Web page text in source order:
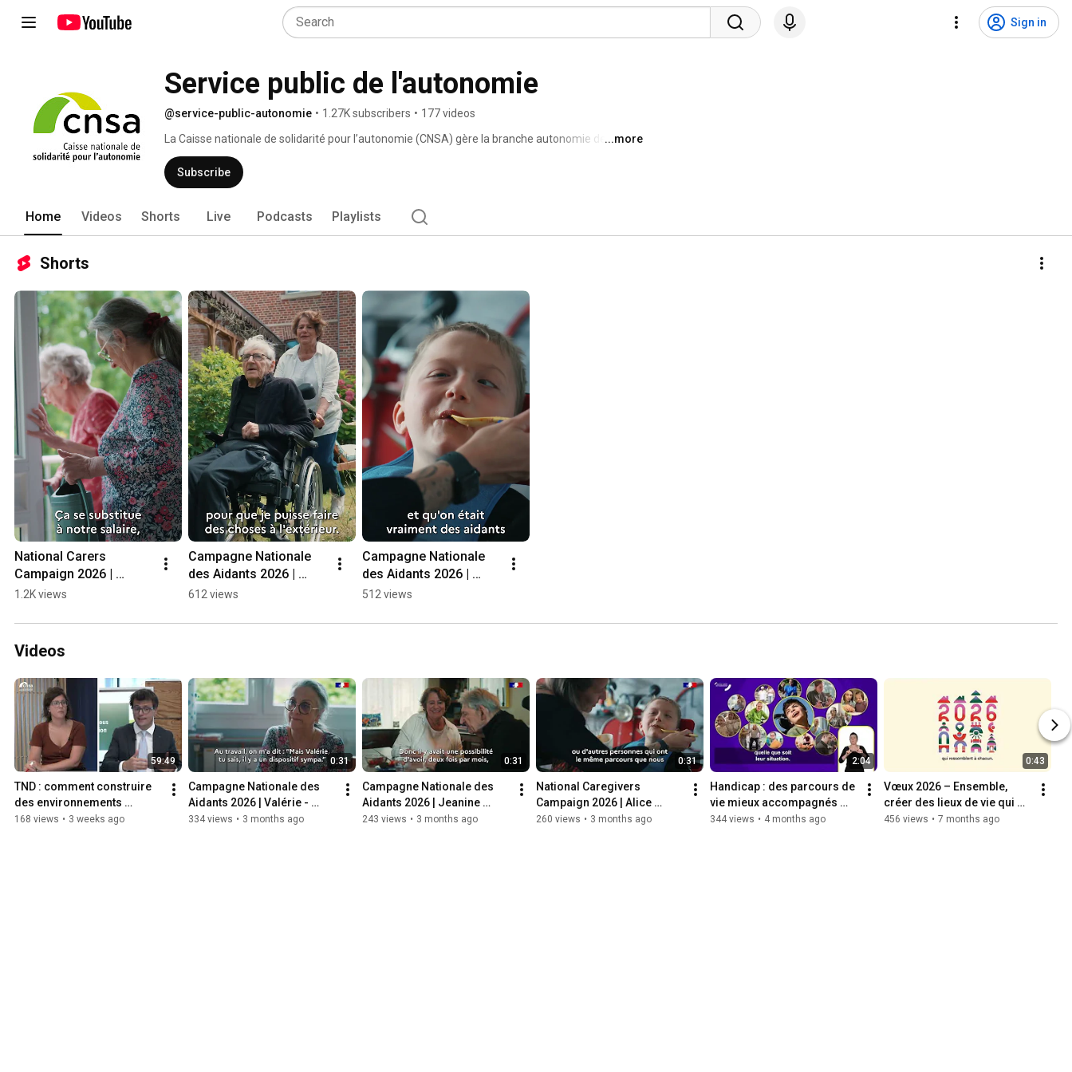
Sign in
Service public de l'autonomie
@service-public-autonomie • 1.27K subscribers • 177 videos
La Caisse nationale de solidarité pour l’autonomie (CNSA) gère la branche autonomie de la
Sécurité sociale.
...more
Subscribe
Home Videos Shorts Live Podcasts Playlists
Shorts
National Carers
Campaign 2026 |
Valérie - The daily
caregivers (AJPA)
1.2K views
Campagne Nationale
des Aidants 2026 |
Jeanine témoigne des
les aidants
612 views
Campagne Nationale
des Aidants 2026 |
Alice, aidante témoigne
512 views
Videos
59:49
TND : comment construire
des environnements
d'apprentissage et de travail
168 views • 3 weeks ago
0:31
Campagne Nationale des
Aidants 2026 | Valérie -
L'allocation journalière du
334 views • 3 months ago
0:31
Campagne Nationale des
Aidants 2026 | Jeanine
témoigne des solutions de
243 views • 3 months ago
0:31
National Caregivers
Campaign 2026 | Alice
shares her experience of
260 views • 3 months ago
2:04
Handicap : des parcours de
vie mieux accompagnés
avec le plan 50 000
344 views • 4 months ago
0:43
Vœux 2026 – Ensemble,
créer des lieux de vie qui
nous relient
456 views • 7 months ago